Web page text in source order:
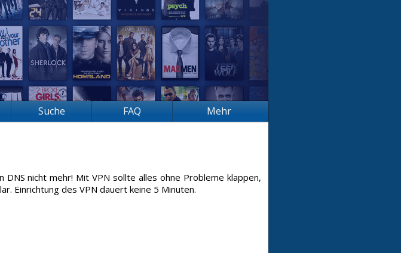
Suche FAQ Mehr
nicht mehr! Mit VPN sollte alles ohne Probleme klappen,
Einrichtung des VPN dauert keine 5 Minuten.